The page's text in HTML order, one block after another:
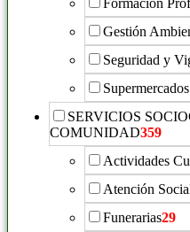
Formación
Gestión
Seguridad y
Supermercados
SERVICIOS
COMUNIDAD359
Actividades
Atención
Funerarias29